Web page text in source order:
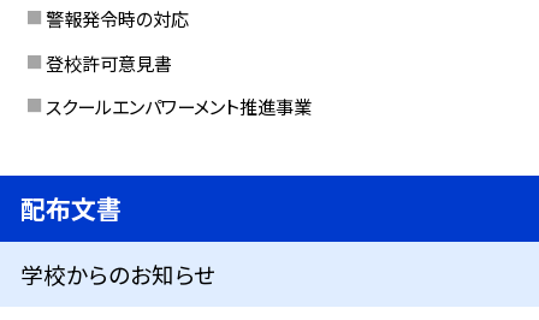
警報発令時の対応
登校許可意見書
スクールエンパワーメント推進事業
配布文書
学校からのお知らせ